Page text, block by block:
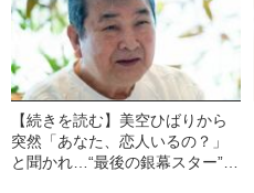
【続きを読む】美空ひばりから
突然「あなた、恋人いるの？」
と聞かれ…“最後の銀幕スター”小